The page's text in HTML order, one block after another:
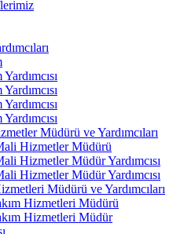
Müdürü ve Yardımcıları
Hizmetler Müdürü
Hizmetler Müdür Yardımcısı
Hizmetler Müdür Yardımcısı
Müdürü ve Yardımcıları
Hizmetleri Müdürü
Hizmetleri Müdür